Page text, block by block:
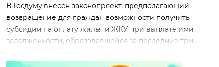
В Госдуму внесен законопроект, предполагающий
возвращение для граждан возможности получить
субсидии на оплату жилья и ЖКУ при выплате ими
задолженности, образовавшейся за последние три...